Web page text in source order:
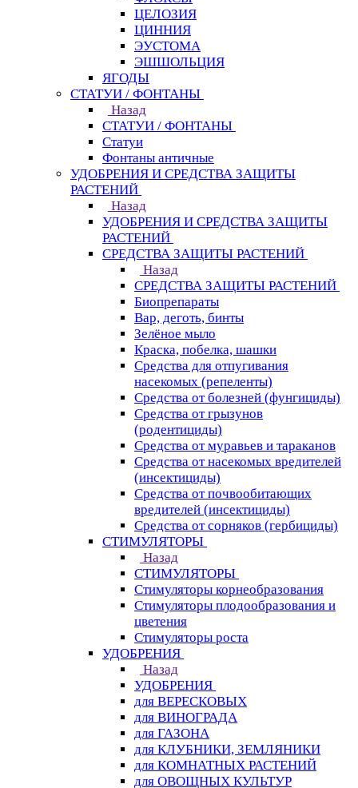
ЦЕЛОЗИЯ
ЦИННИЯ
ЭУСТОМА
ЭШШОЛЬЦИЯ
ЯГОДЫ
СТАТУИ / ФОНТАНЫ
Назад
СТАТУИ / ФОНТАНЫ
Статуи
Фонтаны античные
УДОБРЕНИЯ И СРЕДСТВА ЗАЩИТЫ
РАСТЕНИЙ
Назад
УДОБРЕНИЯ И СРЕДСТВА ЗАЩИТЫ
РАСТЕНИЙ
СРЕДСТВА ЗАЩИТЫ РАСТЕНИЙ
Назад
СРЕДСТВА ЗАЩИТЫ РАСТЕНИЙ
Биопрепараты
Вар, деготь, бинты
Зелёное мыло
Краска, побелка, шашки
Средства для отпугивания
насекомых (репеленты)
Средства от болезней (фунгициды)
Средства от грызунов
(родентициды)
Средства от муравьев и тараканов
Средства от насекомых вредителей
(инсектициды)
Средства от почвообитающих
вредителей (инсектициды)
Средства от сорняков (гербициды)
СТИМУЛЯТОРЫ
Назад
СТИМУЛЯТОРЫ
Стимуляторы корнеобразования
Стимуляторы плодообразования и
цветения
Стимуляторы роста
УДОБРЕНИЯ
Назад
УДОБРЕНИЯ
для ВЕРЕСКОВЫХ
для ВИНОГРАДА
для ГАЗОНА
для КЛУБНИКИ, ЗЕМЛЯНИКИ
для КОМНАТНЫХ РАСТЕНИЙ
для ОВОЩНЫХ КУЛЬТУР